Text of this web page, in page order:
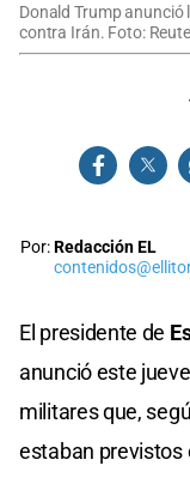
Donald Trump
contra Irán. Foto:
Por:Redacción EL
El presidente de
anunció este
militares que,
estaban previstos